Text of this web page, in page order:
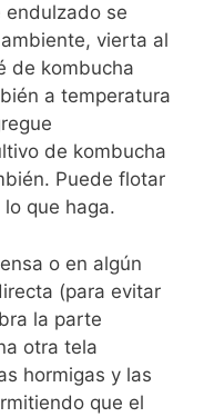
endulzado se
vierta al
de kombucha
a temperatura
de kombucha
Puede flotar
que haga.
o en algún
(para evitar
la parte
otra tela
hormigas y las
que el